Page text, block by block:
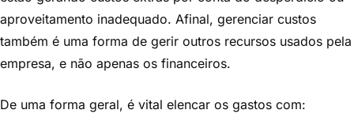
aproveitamento inadequado. Afinal, gerenciar custos
também é uma forma de gerir outros recursos usados pela
empresa, e não apenas os financeiros.
De uma forma geral, é vital elencar os gastos com: